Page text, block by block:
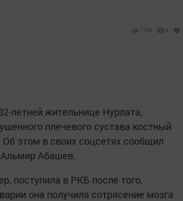
1135 0
летней жительнице Нурлата,
плечевого сустава костный
Об этом в своих соцсетях сообщил
Альмир Абашев.
поступила в РКБ после того,
она получила сотрясение мозга